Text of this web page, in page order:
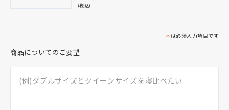
(税込)
＊ は必須入力項目です
商品についてのご要望